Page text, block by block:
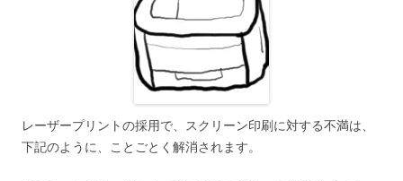
レーザープリントの採用で、スクリーン印刷に対する不満は、
下記のように、ことごとく解消されます。